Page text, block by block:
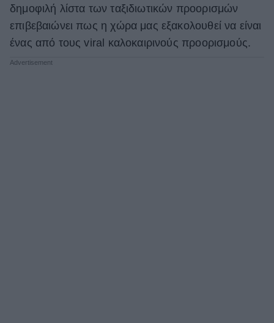
δημοφιλή λίστα των ταξιδιωτικών προορισμών
επιβεβαιώνει πως η χώρα μας εξακολουθεί να είναι
ένας από τους viral καλοκαιρινούς προορισμούς.